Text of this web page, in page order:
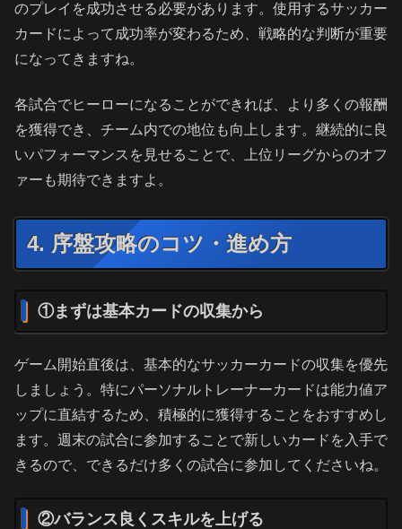
のプレイを成功させる必要があります。使用するサッカー
カードによって成功率が変わるため、戦略的な判断が重要
になってきますね。
各試合でヒーローになることができれば、より多くの報酬
を獲得でき、チーム内での地位も向上します。継続的に良
いパフォーマンスを見せることで、上位リーグからのオフ
ァーも期待できますよ。
4. 序盤攻略のコツ・進め方
①まずは基本カードの収集から
ゲーム開始直後は、基本的なサッカーカードの収集を優先
しましょう。特にパーソナルトレーナーカードは能力値ア
ップに直結するため、積極的に獲得することをおすすめし
ます。週末の試合に参加することで新しいカードを入手で
きるので、できるだけ多くの試合に参加してくださいね。
②バランス良くスキルを上げる